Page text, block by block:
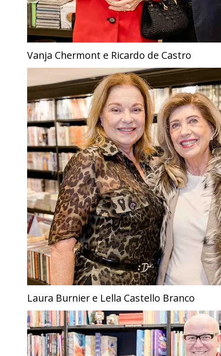
Vanja Chermont e Ricardo de Castro
Laura Burnier e Lella Castello Branco